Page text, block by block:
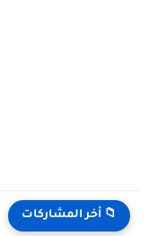
📁 أخر المشاركات